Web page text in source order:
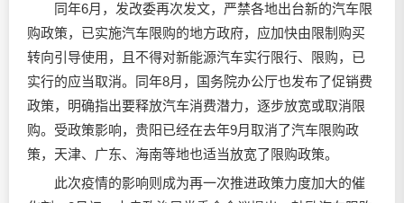
同年6月，发改委再次发文，严禁各地出台新的汽车限
购政策，已实施汽车限购的地方政府，应加快由限制购买
转向引导使用，且不得对新能源汽车实行限行、限购，已
实行的应当取消。同年8月，国务院办公厅也发布了促销费
政策，明确指出要释放汽车消费潜力，逐步放宽或取消限
购。受政策影响，贵阳已经在去年9月取消了汽车限购政
策，天津、广东、海南等地也适当放宽了限购政策。
此次疫情的影响则成为再一次推进政策力度加大的催